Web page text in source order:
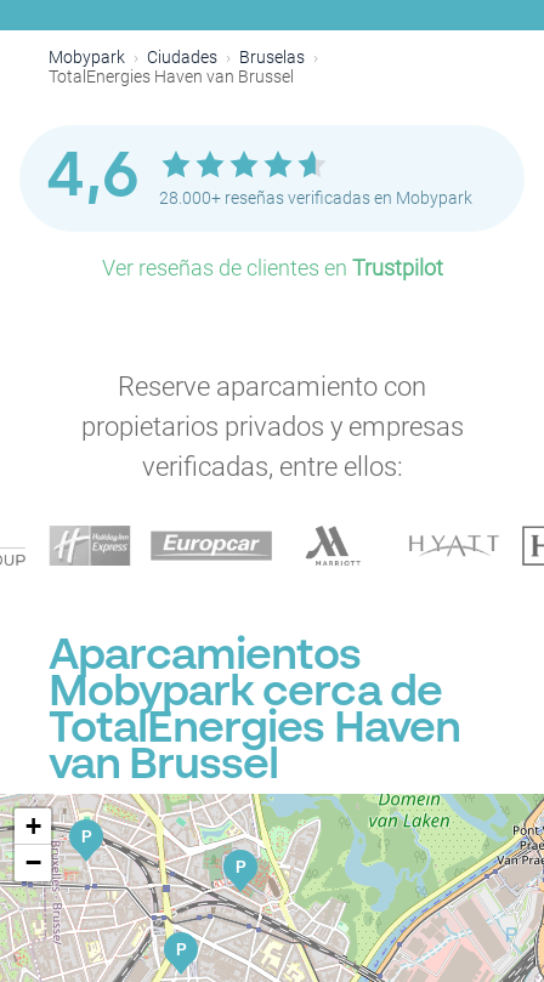
Mobypark Ciudades
Bruselas
TotalEnergies Haven van Brussel
4,6 28.000+ reseñas verificadas en Mobypark
Ver reseñas de clientes en Trustpilot
Reserve aparcamiento con
propietarios privados y empresas
verificadas, entre ellos:
Aparcamientos
Mobypark cerca de
TotalEnergies Haven
van Brussel
P
P
P
+
−